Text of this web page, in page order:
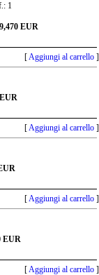
1
EUR
[Aggiungi al carrello]
[Aggiungi al carrello]
[Aggiungi al carrello]
EUR
[Aggiungi al carrello]